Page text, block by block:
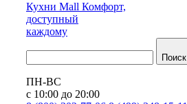
Кухни Mall Комфорт,
доступный
каждому
Поиск
ПН-ВС
с 10:00 до 20:00